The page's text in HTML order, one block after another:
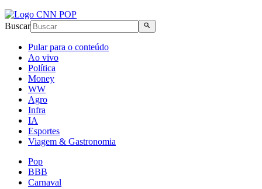
Buscar
Pular para o conteúdo
Ao vivo
Política
Money
WW
Agro
Infra
IA
Esportes
Viagem & Gastronomia
Pop
BBB
Carnaval